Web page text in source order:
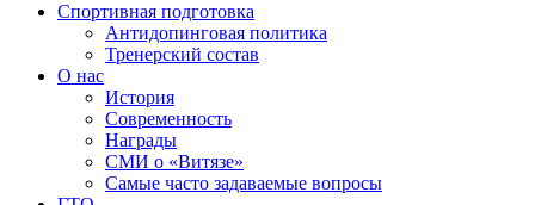
Спортивная подготовка
Антидопинговая политика
Тренерский состав
О нас
История
Современность
Награды
СМИ о «Витязе»
Самые часто задаваемые вопросы